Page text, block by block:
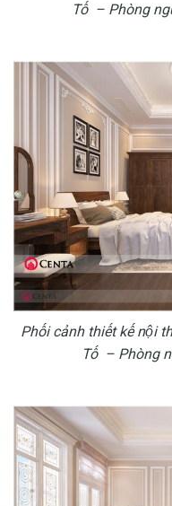
Tố – Phòng
Phối cảnh thiết kế nội
Tố – Phòng